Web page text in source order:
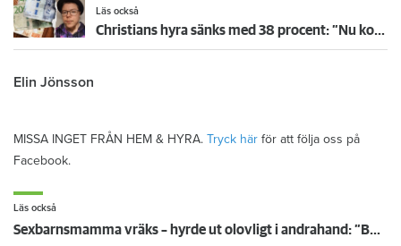
Läs också
Christians hyra sänks med 38 procent: ”Nu kommer jag ha råd att ta körkort”
Elin Jönsson
MISSA INGET FRÅN HEM & HYRA. Tryck här för att följa oss på
Facebook.
Läs också
Sexbarnsmamma vräks – hyrde ut olovligt i andrahand: ”Borde tas större hänsyn till barnen”